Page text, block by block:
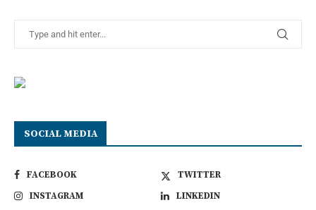
SOCIAL MEDIA
FACEBOOK
TWITTER
INSTAGRAM
LINKEDIN